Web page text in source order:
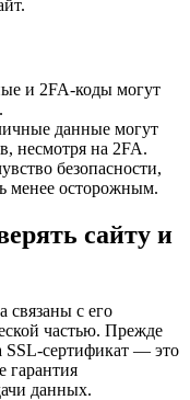
и 2FA-коды могут
данные могут
несмотря на 2FA.
безопасности,
менее осторожным.
сайту и
связаны с его
частью. Прежде
SSL-сертификат — это
гарантия
данных.